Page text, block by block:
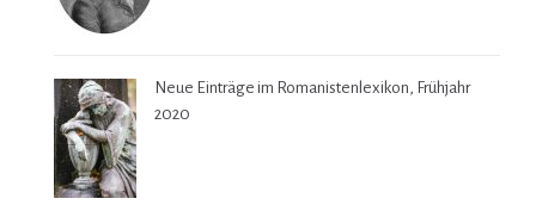
Neue Einträge im Romanistenlexikon, Frühjahr
2020